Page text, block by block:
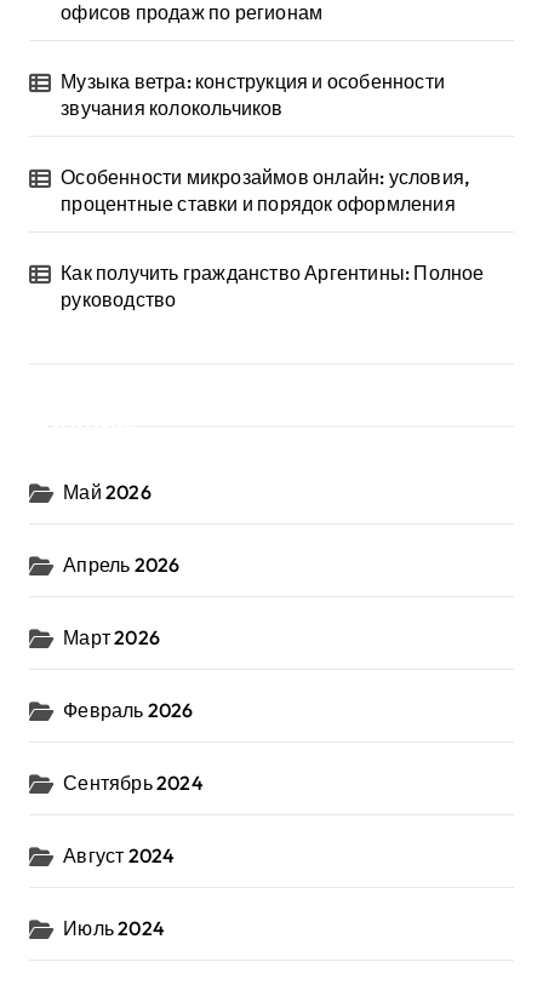
офисов продаж по регионам
Музыка ветра: конструкция и особенности
звучания колокольчиков
Особенности микрозаймов онлайн: условия,
процентные ставки и порядок оформления
Как получить гражданство Аргентины: Полное
руководство
Май 2026
Апрель 2026
Март 2026
Февраль 2026
Сентябрь 2024
Август 2024
Июль 2024